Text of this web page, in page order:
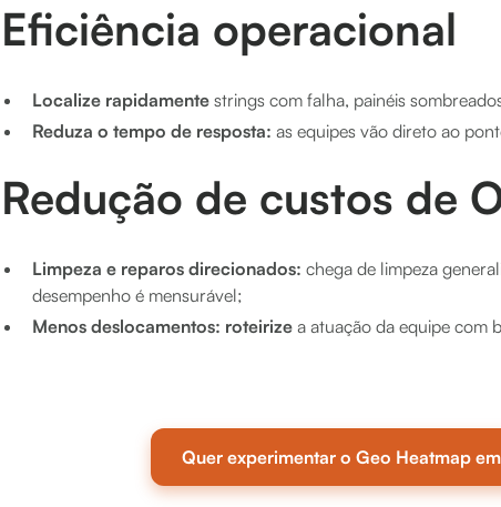
Eficiência operacional
Localize rapidamente strings com falha, painéis
Reduza o tempo de resposta: as equipes vão direto ao
Redução de custos de
Limpeza e reparos direcionados: chega de limpeza
desempenho é mensurável;
Menos deslocamentos: roteirize a atuação da equipe com
Quer experimentar o Geo Heatmap